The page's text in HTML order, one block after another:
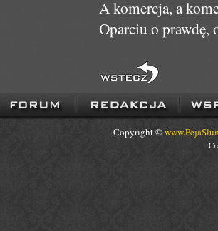
A komercja, a
Oparciu o prawdę,
Copyright ©